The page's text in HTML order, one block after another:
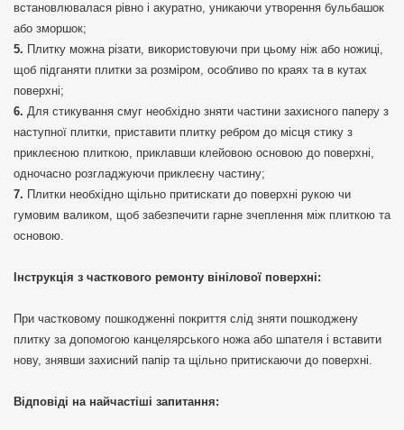
встановлювалася рівно і акуратно, уникаючи утворення бульбашок
або зморшок;
Плитку можна різати, використовуючи при цьому ніж або ножиці,
щоб підганяти плитки за розміром, особливо по краях та в кутах
поверхні;
Для стикування смуг необхідно зняти частини захисного паперу з
наступної плитки, приставити плитку ребром до місця стику з
приклеєною плиткою, приклавши клейовою основою до поверхні,
одночасно розгладжуючи приклеєну частину;
Плитки необхідно щільно притискати до поверхні рукою чи
гумовим валиком, щоб забезпечити гарне зчеплення між плиткою та
основою.
Інструкція з часткового ремонту вінілової поверхні:
При частковому пошкодженні покриття слід зняти пошкоджену
плитку за допомогою канцелярського ножа або шпателя і вставити
нову, знявши захисний папір та щільно притискаючи до поверхні.
Відповіді на найчастіші запитання: